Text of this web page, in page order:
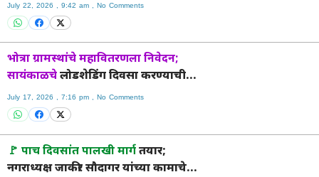
July 22, 2026 9:42 am No Comments
भोत्रा ग्रामस्थांचे महावितरणला निवेदन;
सायंकाळचेलोडशेडिंग दिवसा करण्याची
एकमुखी मागणी.
July 17, 2026 7:16 pm No Comments
🚩 पाच दिवसांत पालखी मार्गतयार;
नगराध्यक्ष जाकीर सौदागर यांच्या कामाचे